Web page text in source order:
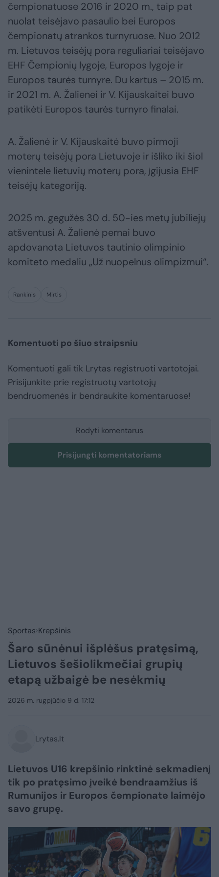
čempionatuose 2016 ir 2020 m., taip pat
nuolat teisėjavo pasaulio bei Europos
čempionatų atrankos turnyruose. Nuo 2012
m. Lietuvos teisėjų pora reguliariai teisėjavo
EHF Čempionių lygoje, Europos lygoje ir
Europos taurės turnyre. Du kartus – 2015 m.
ir 2021 m. A. Žalienei ir V. Kijauskaitei buvo
patikėti Europos taurės turnyro finalai.
A. Žalienė ir V. Kijauskaitė buvo pirmoji
moterų teisėjų pora Lietuvoje ir išliko iki šiol
vienintele lietuvių moterų pora, įgijusia EHF
teisėjų kategoriją.
2025 m. gegužės 30 d. 50-ies metų jubiliejų
atšventusi A. Žalienė pernai buvo
apdovanota Lietuvos tautinio olimpinio
komiteto medaliu „Už nuopelnus olimpizmui“.
Rankinis Mirtis
Komentuoti po šiuo straipsniu
Komentuoti gali tik Lrytas registruoti vartotojai.
Prisijunkite prie registruotų vartotojų
bendruomenės ir bendraukite komentaruose!
Rodyti komentarus
Prisijungti komentatoriams
Sportas Krepšinis
Šaro sūnėnui išplėšus pratęsimą,
Lietuvos šešiolikmečiai grupių
etapą užbaigė be nesėkmių
2026 m. rugpjūčio 9 d. 17:12
Lrytas.lt
Lietuvos U16 krepšinio rinktinė sekmadienį
tik po pratęsimo įveikė bendraamžius iš
Rumunijos ir Europos čempionate laimėjo
savo grupę.